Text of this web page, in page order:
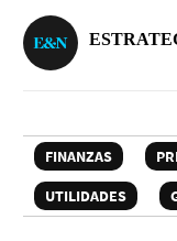
FINANZAS
UTILIDADES